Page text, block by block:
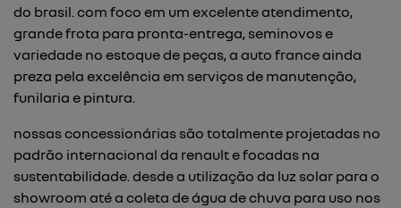
do brasil. com foco em um excelente atendimento,
grande frota para pronta-entrega, seminovos e
variedade no estoque de peças, a auto france ainda
preza pela excelência em serviços de manutenção,
funilaria e pintura.
nossas concessionárias são totalmente projetadas no
padrão internacional da renault e focadas na
sustentabilidade. desde a utilização da luz solar para o
showroom até a coleta de água de chuva para uso nos